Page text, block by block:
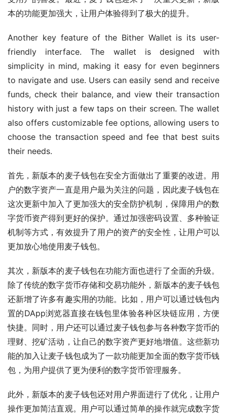
本的功能更加强大，让用户体验得到了极大的提升。
Another key feature of the Bither Wallet is its user-
friendly interface. The wallet is designed with
simplicity in mind, making it easy for even beginners
to navigate and use. Users can easily send and receive
funds, check their balance, and view their transaction
history with just a few taps on their screen. The wallet
also offers customizable fee options, allowing users to
choose the transaction speed and fee that best suits
their needs.
首先，新版本的麦子钱包在安全方面做出了重要的改进。用
户的数字资产一直是用户最为关注的问题，因此麦子钱包在
这次更新中加入了更加强大的安全防护机制，保障用户的数
字货币资产得到更好的保护。通过加强密码设置、多种验证
机制等方式，有效提升了用户的资产的安全性，让用户可以
更加放心地使用麦子钱包。
其次，新版本的麦子钱包在功能方面也进行了全面的升级。
除了传统的数字货币存储和交易功能外，新版本的麦子钱包
还新增了许多有趣实用的功能。比如，用户可以通过钱包内
置的DApp浏览器直接在钱包里体验各种区块链应用，方便
快捷。同时，用户还可以通过麦子钱包参与各种数字货币的
理财、挖矿活动，让自己的数字资产更好地增值。这些新功
能的加入让麦子钱包成为了一款功能更加全面的数字货币钱
包，为用户提供了更为便利的数字货币管理服务。
此外，新版本的麦子钱包还对用户界面进行了优化，让用户
操作更加简洁直观。用户可以通过简单的操作就完成数字货